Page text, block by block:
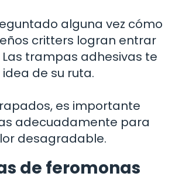
alguna vez cómo
critters logran entrar
trampas adhesivas te
de su ruta.
es importante
adecuadamente para
desagradable.
de feromonas